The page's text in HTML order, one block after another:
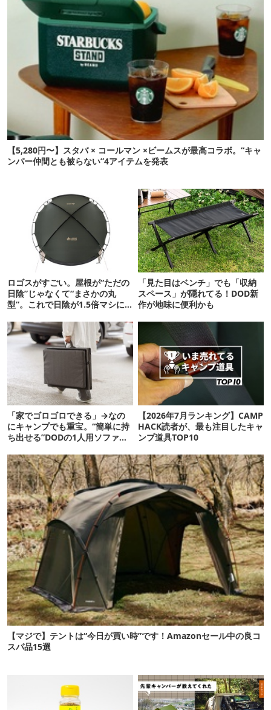
【5,280円〜】スタバ × コールマン ×ビームスが最高コラボ。“キャ
ンパー仲間とも被らない”4アイテムを発表
ロゴスがすごい。屋根が“ただの
日陰”じゃなくて“まさかの丸
型”。これで日陰が1.5倍マシに
「見た目はベンチ」でも「収納
スペース」が隠れてる！DOD新
作が地味に便利かも
「家でゴロゴロできる」→なの
にキャンプでも重宝。“簡単に持
ち出せる”DODの1人用ソファが
【2026年7月ランキング】CAMP
HACK読者が、最も注目したキャ
ンプ道具TOP10
【マジで】テントは“今日が買い時”です！Amazonセール中の良コ
スパ品15選